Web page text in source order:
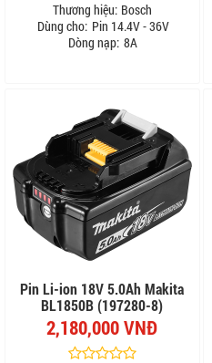
Thương hiệu: Bosch
Dùng cho: Pin 14.4V - 36V
Dòng nạp: 8A
Pin Li-ion 18V 5.0Ah Makita
BL1850B (197280-8)
2,180,000 VNĐ